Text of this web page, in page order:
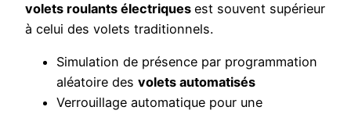
volets roulants électriques est souvent supérieur
à celui des volets traditionnels.
Simulation de présence par programmation
aléatoire des volets automatisés
Verrouillage automatique pour une